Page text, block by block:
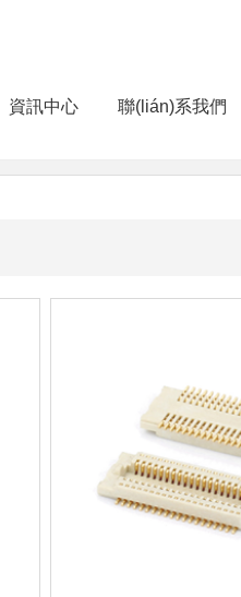
資訊中心 聯(lián)系我們